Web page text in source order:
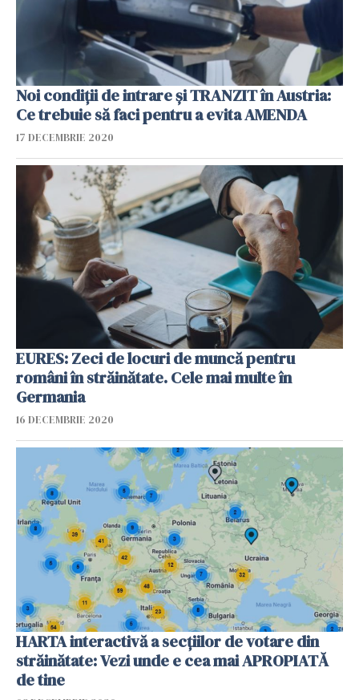
Noi condiții de intrare și TRANZIT în Austria:
Ce trebuie să faci pentru a evita AMENDA
17 DECEMBRIE 2020
EURES: Zeci de locuri de muncă pentru
români în străinătate. Cele mai multe în
Germania
16 DECEMBRIE 2020
HARTA interactivă a secțiilor de votare din
străinătate: Vezi unde e cea mai APROPIATĂ
de tine